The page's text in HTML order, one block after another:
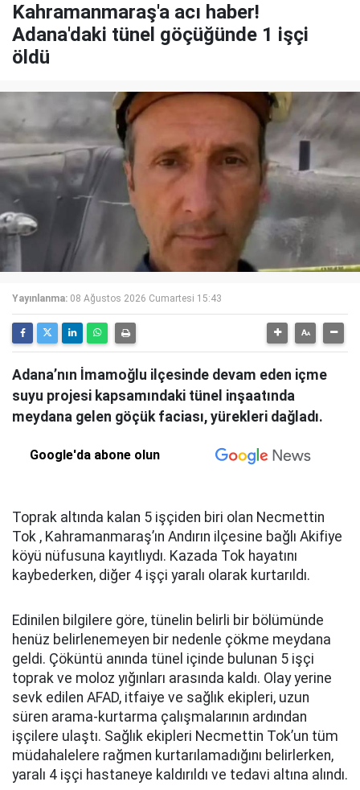
Kahramanmaraş'a acı haber!
Adana'daki tünel göçüğünde 1 işçi
öldü
Yayınlanma: 08 Ağustos 2026 Cumartesi 15:43
Adana’nın İmamoğlu ilçesinde devam eden içme
suyu projesi kapsamındaki tünel inşaatında
meydana gelen göçük faciası, yürekleri dağladı.
Google'da abone olun
Toprak altında kalan 5 işçiden biri olan Necmettin
Tok , Kahramanmaraş’ın Andırın ilçesine bağlı Akifiye
köyü nüfusuna kayıtlıydı. Kazada Tok hayatını
kaybederken, diğer 4 işçi yaralı olarak kurtarıldı.
Edinilen bilgilere göre, tünelin belirli bir bölümünde
henüz belirlenemeyen bir nedenle çökme meydana
geldi. Çöküntü anında tünel içinde bulunan 5 işçi
toprak ve moloz yığınları arasında kaldı. Olay yerine
sevk edilen AFAD, itfaiye ve sağlık ekipleri, uzun
süren arama-kurtarma çalışmalarının ardından
işçilere ulaştı. Sağlık ekipleri Necmettin Tok’un tüm
müdahalelere rağmen kurtarılamadığını belirlerken,
yaralı 4 işçi hastaneye kaldırıldı ve tedavi altına alındı.